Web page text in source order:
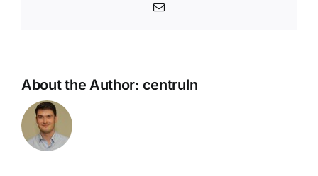
Email
About the Author: centruln